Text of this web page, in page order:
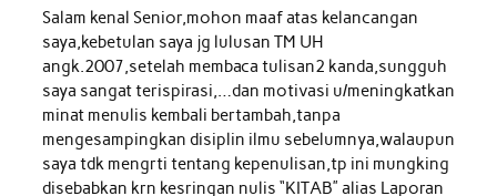
Salam kenal Senior,mohon maaf atas kelancangan
saya,kebetulan saya jg lulusan TM UH
angk.2007,setelah membaca tulisan2 kanda,sungguh
saya sangat terispirasi,…dan motivasi u/meningkatkan
minat menulis kembali bertambah,tanpa
mengesampingkan disiplin ilmu sebelumnya,walaupun
saya tdk mengrti tentang kepenulisan,tp ini mungking
disebabkan krn kesringan nulis “KITAB” alias Laporan